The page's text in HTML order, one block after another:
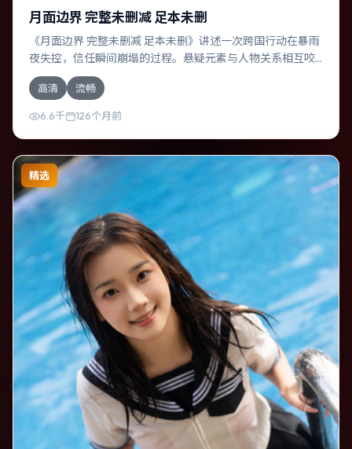
月面边界 完整未删减 足本未删
《月面边界 完整未删减 足本未删》讲述一次跨国行动在暴雨
夜失控，信任瞬间崩塌的过程。悬疑元素与人物关系相互咬
合，王凯、苍井优的对手戏尤为出彩。导演郭帆善于在长镜
头中积蓄张力，本片亦在中国大陆实地取景，增强真实质
感。
高清 流畅
6.6千 126个月前
精选